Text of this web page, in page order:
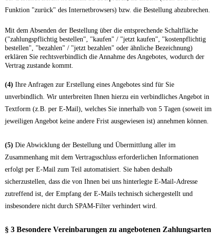
Funktion "zurück" des Internetbrowsers) bzw. die Bestellung abzubrechen.
Mit dem Absenden der Bestellung über die entsprechende Schaltfläche
("zahlungspflichtig bestellen", "kaufen" / "jetzt kaufen", "kostenpflichtig
bestellen", "bezahlen" / "jetzt bezahlen" oder ähnliche Bezeichnung)
erklären Sie rechtsverbindlich die Annahme des Angebotes, wodurch der
Vertrag zustande kommt.
(4) Ihre Anfragen zur Erstellung eines Angebotes sind für Sie
unverbindlich. Wir unterbreiten Ihnen hierzu ein verbindliches Angebot in
Textform (z.B. per E-Mail), welches Sie innerhalb von 5 Tagen (soweit im
jeweiligen Angebot keine andere Frist ausgewiesen ist) annehmen können.
(5) Die Abwicklung der Bestellung und Übermittlung aller im
Zusammenhang mit dem Vertragsschluss erforderlichen Informationen
erfolgt per E-Mail zum Teil automatisiert. Sie haben deshalb
sicherzustellen, dass die von Ihnen bei uns hinterlegte E-Mail-Adresse
zutreffend ist, der Empfang der E-Mails technisch sichergestellt und
insbesondere nicht durch SPAM-Filter verhindert wird.
§ 3 Besondere Vereinbarungen zu angebotenen Zahlungsarten